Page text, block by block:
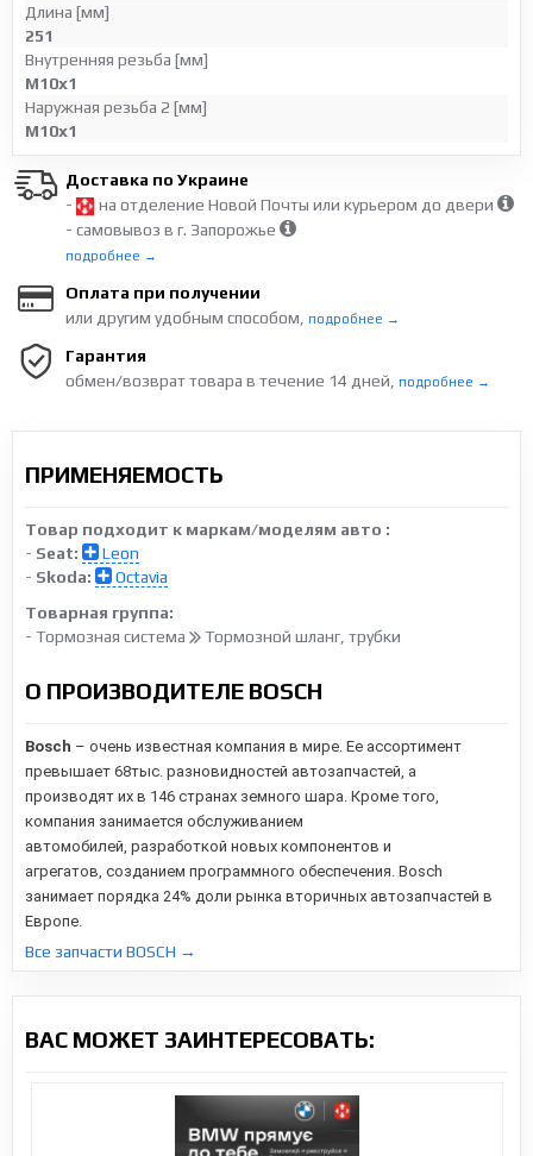
Длина [мм]
251
Внутренняя резьба [мм]
M10x1
Наружная резьба 2 [мм]
M10x1
Доставка по Украине
-
на отделение Новой Почты или курьером до двери
- самовывоз в г. Запорожье
подробнее →
Оплата при получении
или другим удобным способом,
подробнее →
Гарантия
обмен/возврат товара в течение 14 дней,
подробнее →
ПРИМЕНЯЕМОСТЬ
Товар подходит к маркам/моделям авто :
- Seat:
Leon
- Skoda:
Octavia
Товарная группа:
- Тормозная система
Тормозной шланг, трубки
О ПРОИЗВОДИТЕЛЕ BOSCH
Bosch – очень известная компания в мире. Ее ассортимент
превышает 68тыс. разновидностей автозапчастей, а
производят их в 146 странах земного шара. Кроме того,
компания занимается обслуживанием
автомобилей, разработкой новых компонентов и
агрегатов, созданием программного обеспечения. Bosch
занимает порядка 24% доли рынка вторичных автозапчастей в
Европе.
Все запчасти BOSCH →
ВАС МОЖЕТ ЗАИНТЕРЕСОВАТЬ: